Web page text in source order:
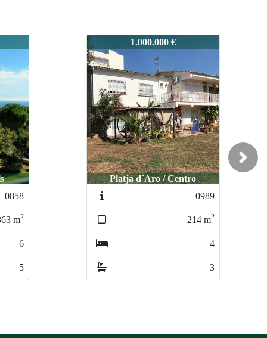
0989
m2
4
3
0740 978.000 €
Platja d´Aro / Mas Nou
0947
295 m2
3
2
Next